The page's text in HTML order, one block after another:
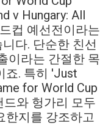
v Hungary: All
컵 예선전이라는
다. 단순한 친선
이라는 간절한 목
죠. 특히 'Just
for World Cup
와 헝가리 모두
한지를 강조하고